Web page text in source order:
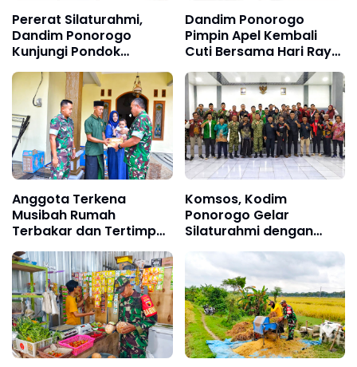
Pererat Silaturahmi,
Dandim Ponorogo
Kunjungi Pondok
Pesantren Al-Iman
Dandim Ponorogo
Pimpin Apel Kembali
Cuti Bersama Hari Raya
Idul Fitri 1447 H
Gelombang II
Dilanjutkan Halal Bihalal
Anggota Terkena
Musibah Rumah
Terbakar dan Tertimpa
Pohon, Dandim
Ponorogo Cepat
Tanggap Berikan
Bantuan
Komsos, Kodim
Ponorogo Gelar
Silaturahmi dengan
Elemen Masyarakat